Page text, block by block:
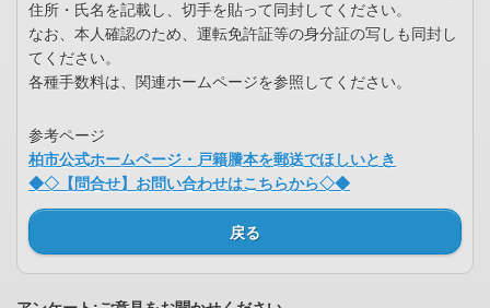
住所・氏名を記載し、切手を貼って同封してください。
なお、本人確認のため、運転免許証等の身分証の写しも同封し
てください。
各種手数料は、関連ホームページを参照してください。
参考ページ
柏市公式ホームページ・戸籍謄本を郵送でほしいとき
◆◇【問合せ】お問い合わせはこちらから◇◆
戻る